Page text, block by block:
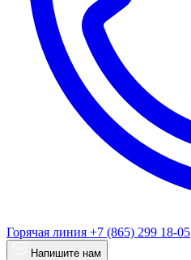
Горячая линия +7 (865) 299 18-05
Напишите нам